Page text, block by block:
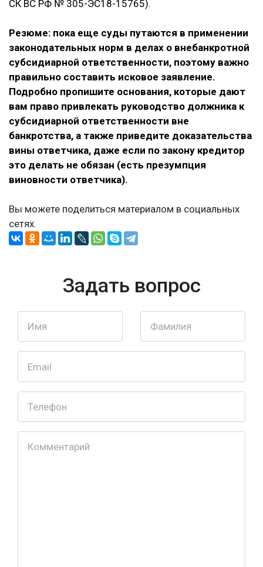
СК ВС РФ № 305-ЭС18-15765).
Резюме: пока еще суды путаются в применении
законодательных норм в делах о внебанкротной
субсидиарной ответственности, поэтому важно
правильно составить исковое заявление.
Подробно пропишите основания, которые дают
вам право привлекать руководство должника к
субсидиарной ответственности вне
банкротства, а также приведите доказательства
вины ответчика, даже если по закону кредитор
это делать не обязан (есть презумпция
виновности ответчика).
Вы можете поделиться материалом в социальных
сетях.
Задать вопрос